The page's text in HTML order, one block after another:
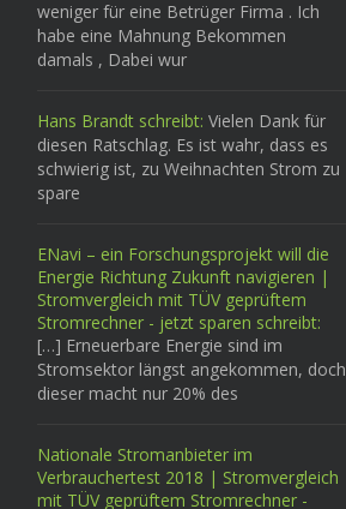
weniger für eine Betrüger Firma . Ich
habe eine Mahnung Bekommen
damals , Dabei wur
Hans Brandt schreibt: Vielen Dank für
diesen Ratschlag. Es ist wahr, dass es
schwierig ist, zu Weihnachten Strom zu
spare
ENavi – ein Forschungsprojekt will die
Energie Richtung Zukunft navigieren |
Stromvergleich mit TÜV geprüftem
Stromrechner - jetzt sparen schreibt:
[…] Erneuerbare Energie sind im
Stromsektor längst angekommen, doch
dieser macht nur 20% des
Nationale Stromanbieter im
Verbrauchertest 2018 | Stromvergleich
mit TÜV geprüftem Stromrechner -